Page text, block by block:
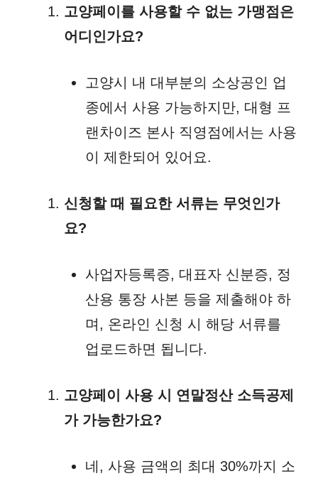
고양페이를 사용할 수 없는 가맹점은
어디인가요?
고양시 내 대부분의 소상공인 업
종에서 사용 가능하지만, 대형 프
랜차이즈 본사 직영점에서는 사용
이 제한되어 있어요.
신청할 때 필요한 서류는 무엇인가
요?
사업자등록증, 대표자 신분증, 정
산용 통장 사본 등을 제출해야 하
며, 온라인 신청 시 해당 서류를
업로드하면 됩니다.
고양페이 사용 시 연말정산 소득공제
가 가능한가요?
네, 사용 금액의 최대 30%까지 소